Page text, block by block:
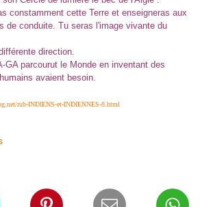
constamment cette Terre et enseigneras aux
de conduite. Tu seras l'image vivante du
direction.
GA parcourut le Monde en inventant des
avaient besoin.
rub-INDIENS-et-INDIENNES-8.html